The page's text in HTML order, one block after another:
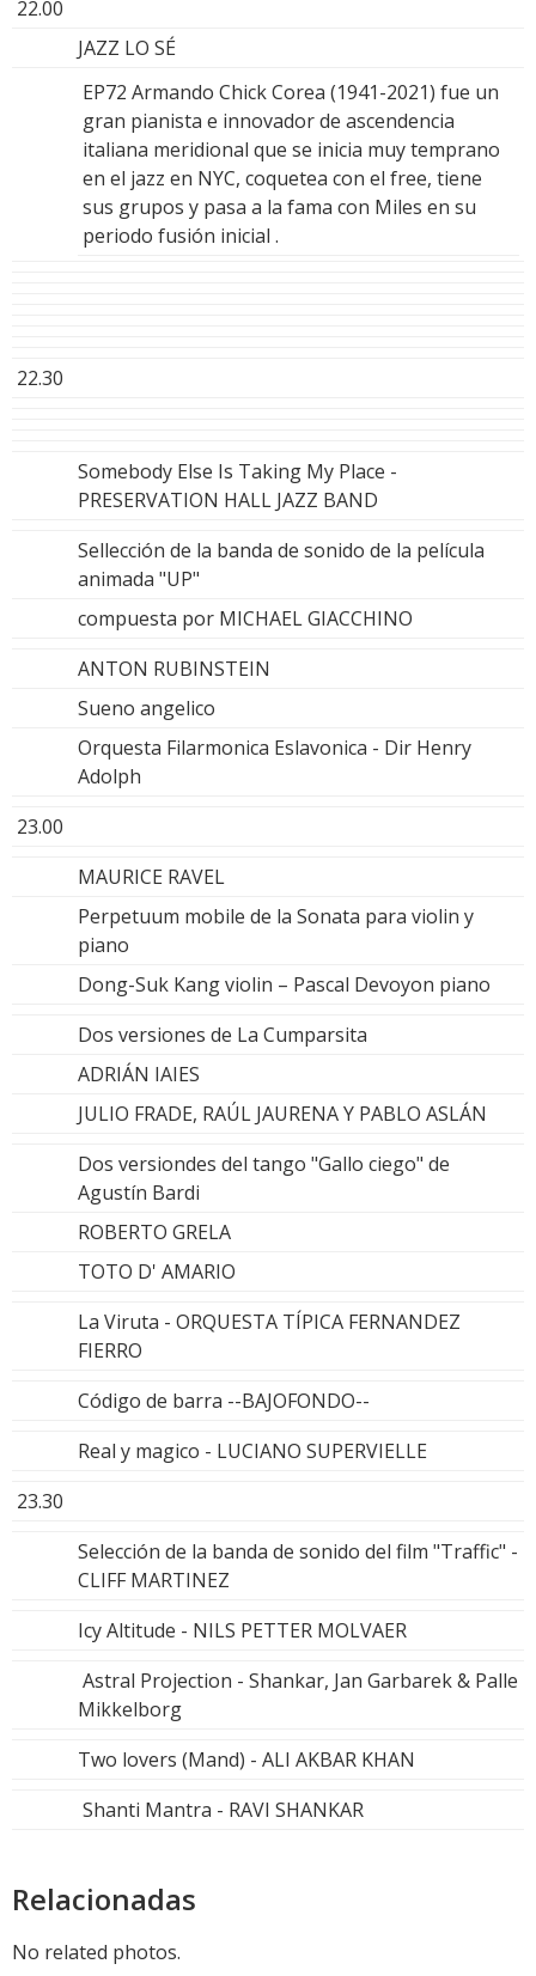
22.00
JAZZ LO SÉ
EP72 Armando Chick Corea (1941-2021) fue un
gran pianista e innovador de ascendencia
italiana meridional que se inicia muy temprano
en el jazz en NYC, coquetea con el free, tiene
sus grupos y pasa a la fama con Miles en su
periodo fusión inicial .
22.30
Somebody Else Is Taking My Place -
PRESERVATION HALL JAZZ BAND
Sellección de la banda de sonido de la película
animada "UP"
compuesta por MICHAEL GIACCHINO
ANTON RUBINSTEIN
Sueno angelico
Orquesta Filarmonica Eslavonica - Dir Henry
Adolph
23.00
MAURICE RAVEL
Perpetuum mobile de la Sonata para violin y
piano
Dong-Suk Kang violin – Pascal Devoyon piano
Dos versiones de La Cumparsita
ADRIÁN IAIES
JULIO FRADE, RAÚL JAURENA Y PABLO ASLÁN
Dos versiondes del tango "Gallo ciego" de
Agustín Bardi
ROBERTO GRELA
TOTO D' AMARIO
La Viruta - ORQUESTA TÍPICA FERNANDEZ
FIERRO
Código de barra --BAJOFONDO--
Real y magico - LUCIANO SUPERVIELLE
23.30
Selección de la banda de sonido del film "Traffic" -
CLIFF MARTINEZ
Icy Altitude - NILS PETTER MOLVAER
Astral Projection - Shankar, Jan Garbarek & Palle
Mikkelborg
Two lovers (Mand) - ALI AKBAR KHAN
Shanti Mantra - RAVI SHANKAR
Relacionadas
No related photos.